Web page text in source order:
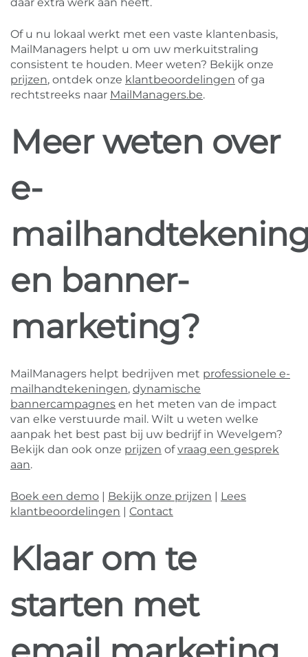
Of u nu lokaal werkt met een vaste klantenbasis,
MailManagers helpt u om uw merkuitstraling
consistent te houden. Meer weten? Bekijk onze
prijzen, ontdek onze klantbeoordelingen of ga
rechtstreeks naar MailManagers.be.
Meer weten over
e-
en banner-
marketing?
MailManagers helpt bedrijven met professionele e-
mailhandtekeningen, dynamische
bannercampagnes en het meten van de impact
van elke verstuurde mail. Wilt u weten welke
aanpak het best past bij uw bedrijf in Wevelgem?
Bekijk dan ook onze prijzen ofvraag een gesprek
aan.
Boek een demo Bekijk onze prijzen
Lees
klantbeoordelingen
Contact
Klaar om te
starten met